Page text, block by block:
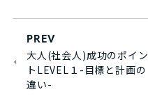
PREV
大人(社会人)成功のポイン
トLEVEL１-目標と計画の
違い-